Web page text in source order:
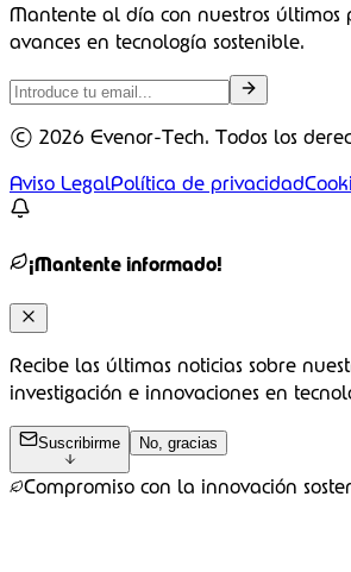
Mantente al día con nuestros últimos
avances en tecnología sostenible.
© 2026 Evenor-Tech. Todos los
Aviso LegalPolítica de privacidad
¡Mantente informado!
Recibe las últimas noticias sobre
investigación e innovaciones en
Suscribirme No, gracias
Compromiso con la innovación